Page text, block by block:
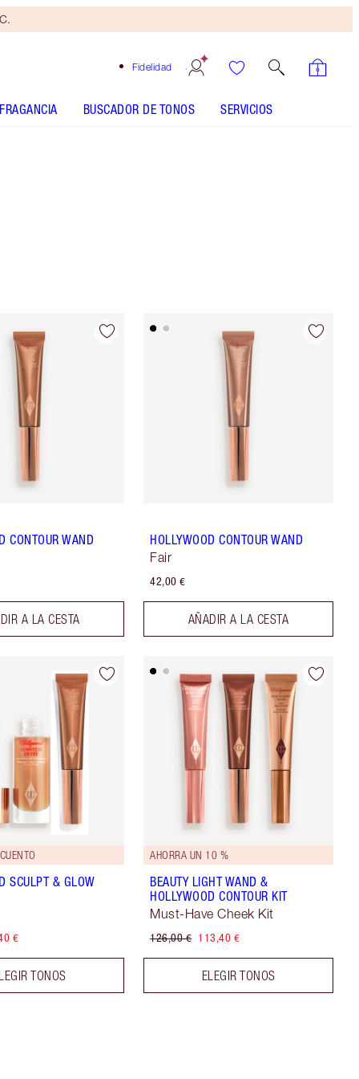
Fidelidad
FRAGANCIA BUSCADOR DE TONOS SERVICIOS
CONTOUR WAND
A LA CESTA
HOLLYWOOD CONTOUR WAND
Fair
42,00 €
AÑADIR A LA CESTA
SCULPT & GLOW
€
TONOS
AHORRA UN 10 %
BEAUTY LIGHT WAND &
HOLLYWOOD CONTOUR KIT
Must-Have Cheek Kit
126,00 € 113,40 €
ELEGIR TONOS